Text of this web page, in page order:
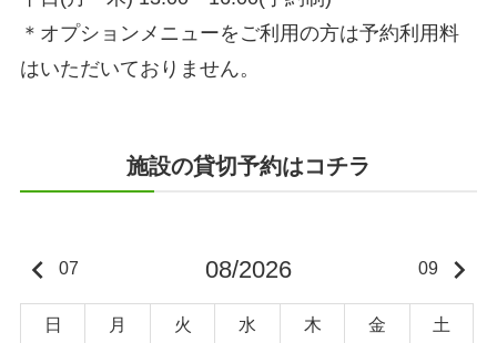
＊オプションメニューをご利用の方は予約利用料
はいただいておりません。
施設の貸切予約はコチラ
keyboard_arrow_left 07 08/2026 09 keyboard_arrow_right
日 月 火 水 木 金 土